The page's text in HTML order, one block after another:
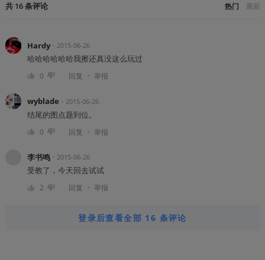
共 16条评论 热门 最新
Hardy・ 2015-06-26
哈哈哈哈哈哈我擦还真没这么玩过
0 回复 ・ 举报
wyblade ・ 2015-06-26
结尾的图点题到位。
0 回复 ・ 举报
李书鸣・ 2015-06-26
受教了，今天回去试试
2 回复 ・ 举报
登录后查看全部 16 条评论